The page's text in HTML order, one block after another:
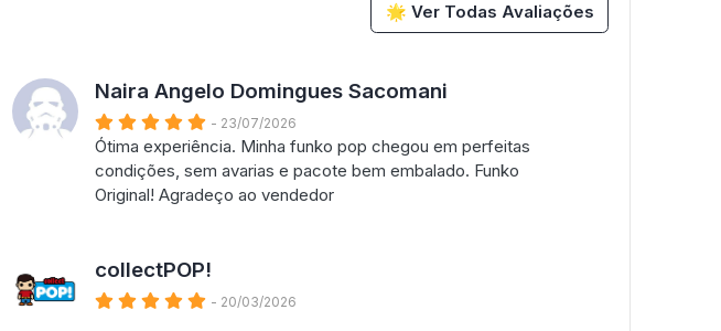
🌟 Ver Todas Avaliações
Naira Angelo Domingues Sacomani
- 23/07/2026
Ótima experiência. Minha funko pop chegou em perfeitas
condições, sem avarias e pacote bem embalado. Funko
Original! Agradeço ao vendedor
collectPOP!
- 20/03/2026